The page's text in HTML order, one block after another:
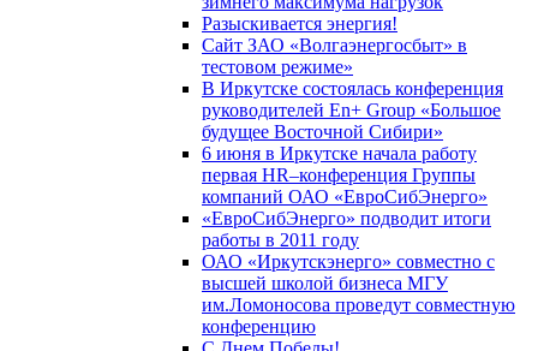
Разыскивается энергия!
Сайт ЗАО «Волгаэнергосбыт» в
тестовом режиме»
В Иркутске состоялась конференция
руководителей En+ Group «Большое
будущее Восточной Сибири»
6 июня в Иркутске начала работу
первая HR–конференция Группы
компаний ОАО «ЕвроСибЭнерго»
«ЕвроСибЭнерго» подводит итоги
работы в 2011 году
ОАО «Иркутскэнерго» совместно с
высшей школой бизнеса МГУ
им.Ломоносова проведут совместную
конференцию